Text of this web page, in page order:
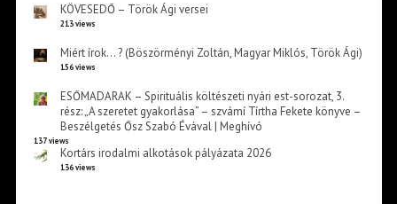
KÖVESEDŐ – Török Ági versei
213 views
Miért írok… ? (Böszörményi Zoltán, Magyar Miklós, Török Ági)
156 views
ESŐMADARAK – Spirituális költészeti nyári est-sorozat, 3.
rész: „A szeretet gyakorlása” – szvámí Tírtha Fekete könyve –
Beszélgetés Ősz Szabó Évával | Meghívó
137 views
Kortárs irodalmi alkotások pályázata 2026
136 views